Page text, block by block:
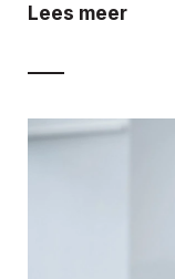
Lees meer